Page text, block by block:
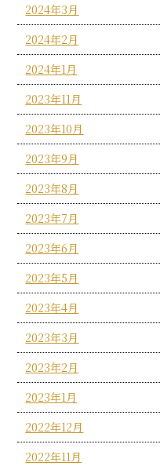
2024年3月
2024年2月
2024年1月
2023年11月
2023年10月
2023年9月
2023年8月
2023年7月
2023年6月
2023年5月
2023年4月
2023年3月
2023年2月
2023年1月
2022年12月
2022年11月